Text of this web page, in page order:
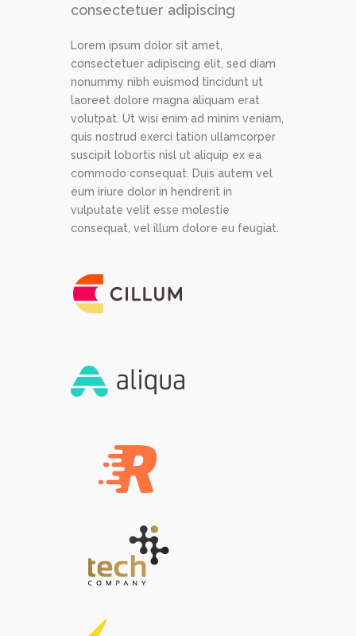
consectetuer adipiscing
Lorem ipsum dolor sit amet,
consectetuer adipiscing elit, sed diam
nonummy nibh euismod tincidunt ut
laoreet dolore magna aliquam erat
volutpat. Ut wisi enim ad minim veniam,
quis nostrud exerci tation ullamcorper
suscipit lobortis nisl ut aliquip ex ea
commodo consequat. Duis autem vel
eum iriure dolor in hendrerit in
vulputate velit esse molestie
consequat, vel illum dolore eu feugiat.